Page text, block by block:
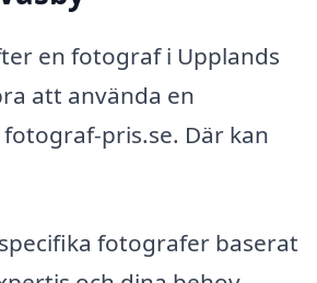
en fotograf i Upplands
att använda en
pris.se. Där kan
fotografer baserat